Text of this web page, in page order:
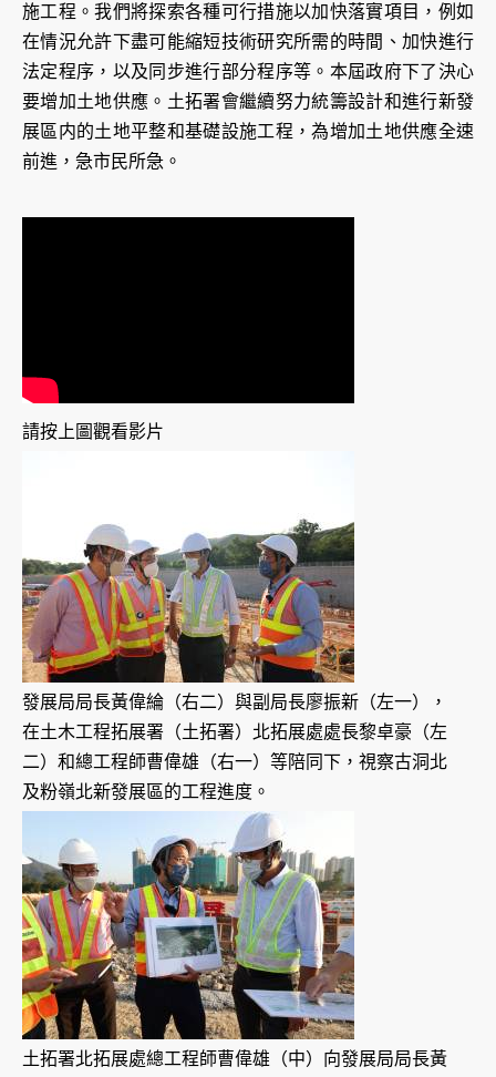
施工程。我們將探索各種可行措施以加快落實項目，例如
在情況允許下盡可能縮短技術研究所需的時間、加快進行
法定程序，以及同步進行部分程序等。本屆政府下了決心
要增加土地供應。土拓署會繼續努力統籌設計和進行新發
展區内的土地平整和基礎設施工程，為增加土地供應全速
前進，急市民所急。
請按上圖觀看影片
發展局局長黃偉綸（右二）與副局長廖振新（左一），
在土木工程拓展署（土拓署）北拓展處處長黎卓豪（左
二）和總工程師曹偉雄（右一）等陪同下，視察古洞北
及粉嶺北新發展區的工程進度。
土拓署北拓展處總工程師曹偉雄（中）向發展局局長黃